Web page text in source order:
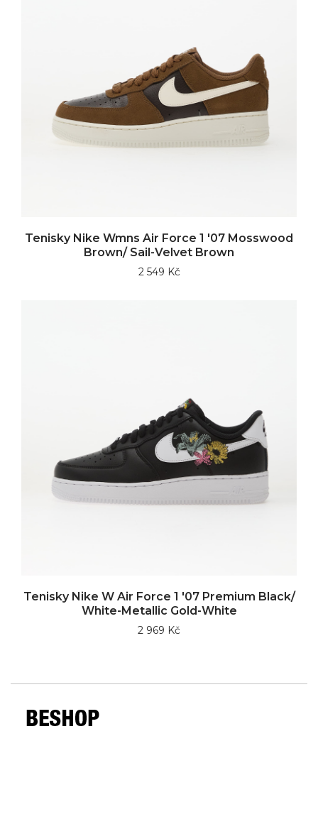
Tenisky Nike Wmns Air Force 1 '07 Mosswood
Brown/ Sail-Velvet Brown
2 549 Kč
Tenisky Nike W Air Force 1 '07 Premium Black/
White-Metallic Gold-White
2 969 Kč